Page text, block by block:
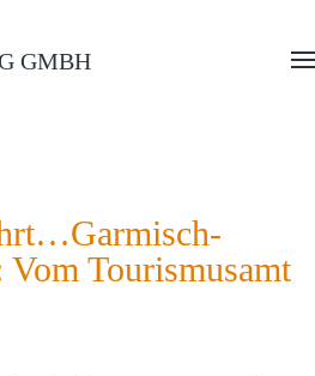
Vom Tourismusamt